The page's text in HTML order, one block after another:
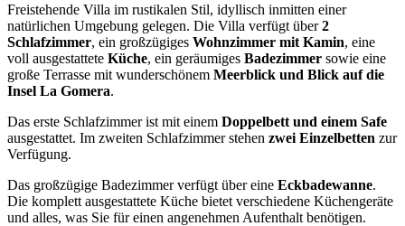
Freistehende Villa im rustikalen Stil, idyllisch inmitten einer
natürlichen Umgebung gelegen. Die Villa verfügt über2
Schlafzimmer, ein großzügiges Wohnzimmer mit Kamin, eine
voll ausgestattete Küche, ein geräumiges Badezimmer sowie eine
große Terrasse mit wunderschönem Meerblick und Blick auf die
Insel La Gomera.
Das erste Schlafzimmer ist mit einem Doppelbett und einem Safe
ausgestattet. Im zweiten Schlafzimmer stehen zwei Einzelbetten zur
Verfügung.
Das großzügige Badezimmer verfügt über eine Eckbadewanne.
Die komplett ausgestattete Küche bietet verschiedene Küchengeräte
und alles, was Sie für einen angenehmen Aufenthalt benötigen.